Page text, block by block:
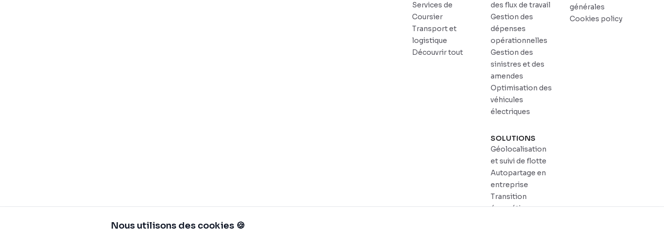
Services de
Coursier
Transport et
logistique
Découvrir tout
des flux de travail
Gestion des
dépenses
opérationnelles
Gestion des
sinistres et des
amendes
Optimisation des
véhicules
électriques
SOLUTIONS
Géolocalisation
et suivi de flotte
Autopartage en
entreprise
Transition
énergétique
générales
Cookies policy
Nous utilisons des cookies 🍪